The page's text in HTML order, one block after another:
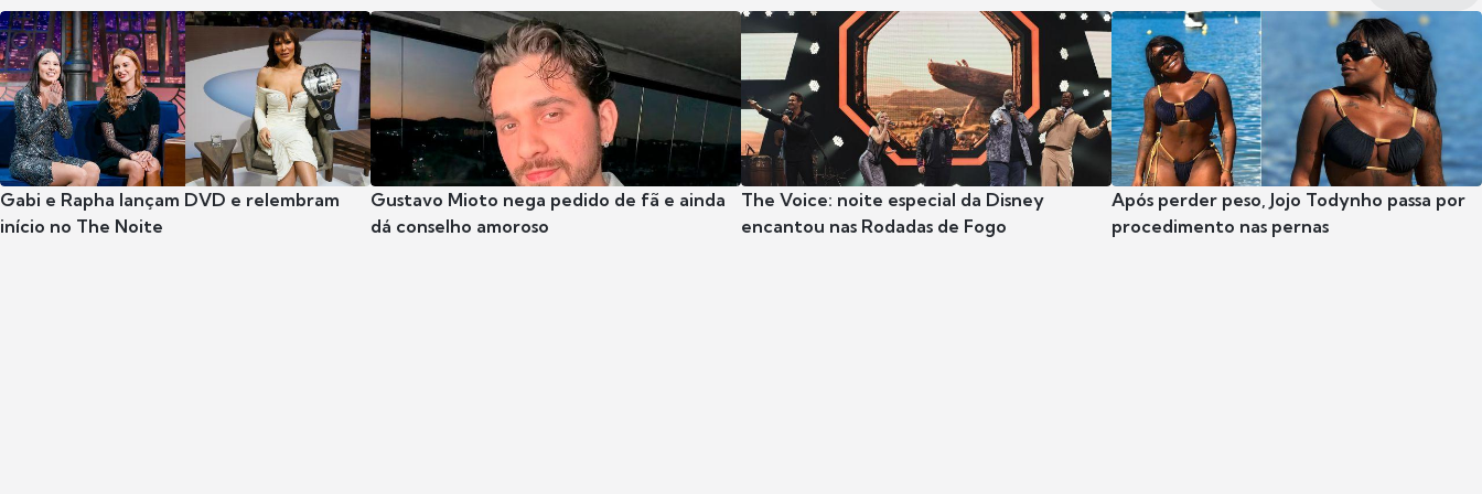
Gabi e Rapha lançam DVD e relembram
início no The Noite
Gustavo Mioto nega pedido de fã e ainda
dá conselho amoroso
The Voice: noite especial da Disney
encantou nas Rodadas de Fogo
Após perder peso, Jojo Todynho passa por
procedimento nas pernas